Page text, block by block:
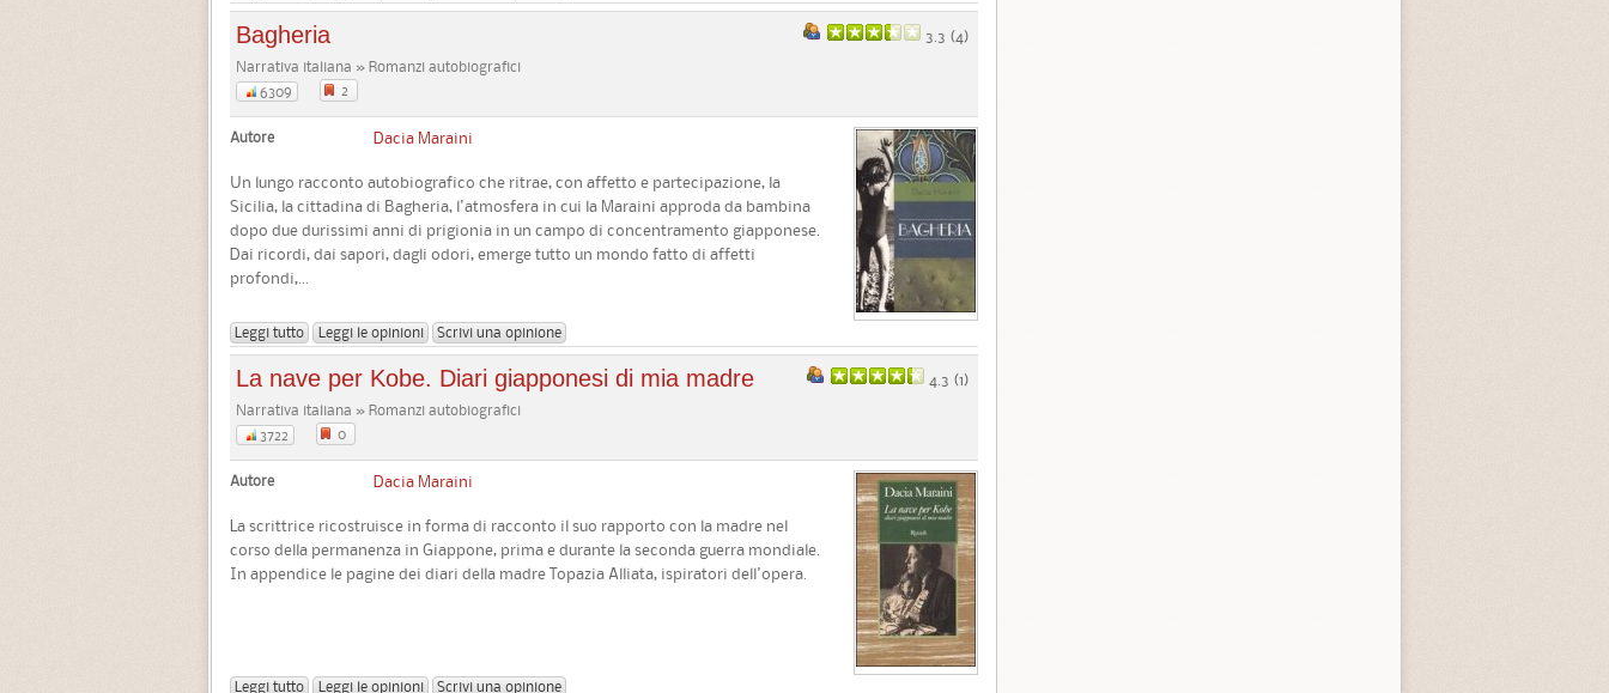
3.3 (4)
Bagheria
Narrativa italiana » Romanzi autobiografici
6309
2
Autore Dacia Maraini
Un lungo racconto autobiografico che ritrae, con affetto e partecipazione, la
Sicilia, la cittadina di Bagheria, l'atmosfera in cui la Maraini approda da bambina
dopo due durissimi anni di prigionia in un campo di concentramento giapponese.
Dai ricordi, dai sapori, dagli odori, emerge tutto un mondo fatto di affetti
profondi,...
Leggi tutto Leggi le opinioni Scrivi una opinione
4.3 (1)
La nave per Kobe. Diari giapponesi di mia madre
Narrativa italiana » Romanzi autobiografici
3722
0
Autore Dacia Maraini
La scrittrice ricostruisce in forma di racconto il suo rapporto con la madre nel
corso della permanenza in Giappone, prima e durante la seconda guerra mondiale.
In appendice le pagine dei diari della madre Topazia Alliata, ispiratori dell'opera.
Leggi tutto Leggi le opinioni Scrivi una opinione